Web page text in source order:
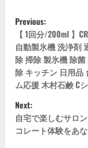
P
o
s
t
n
a
Previous:
【 1回分/200ml 】
自動製氷機 洗浄剤
除 掃除 製氷機 除
除 キッチン 日用品
ム応援 木村石鹸 C
Next:
自宅で楽しむサロ
コレート体験をあ